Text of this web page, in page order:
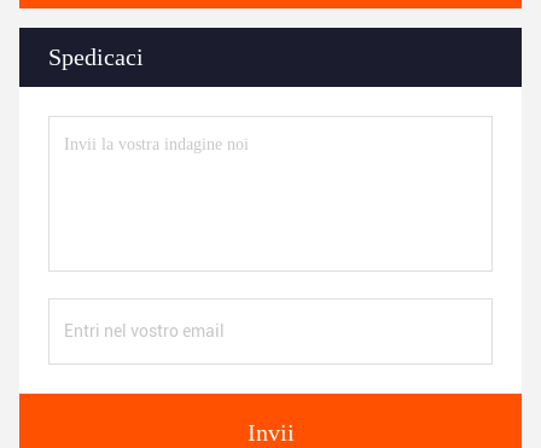
Spedicaci
Invii